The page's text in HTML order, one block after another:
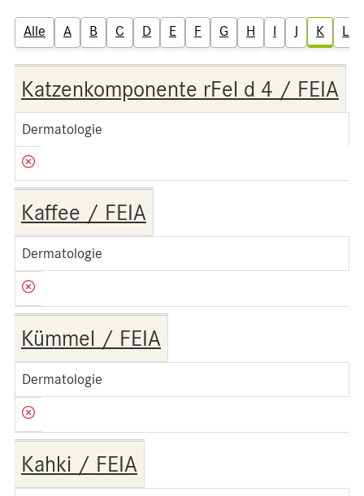
Alle A B C D E F G H I J K L
Katzenkomponente rFel d 4 / FEIA
Dermatologie
Kaffee / FEIA
Dermatologie
Kümmel / FEIA
Dermatologie
Kahki / FEIA